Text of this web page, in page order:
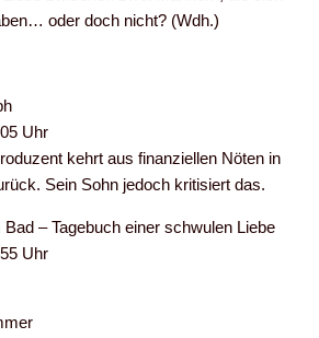
oder doch nicht? (Wdh.)
Uhr
kehrt aus finanziellen Nöten in
Sein Sohn jedoch kritisiert das.
– Tagebuch einer schwulen Liebe
Uhr